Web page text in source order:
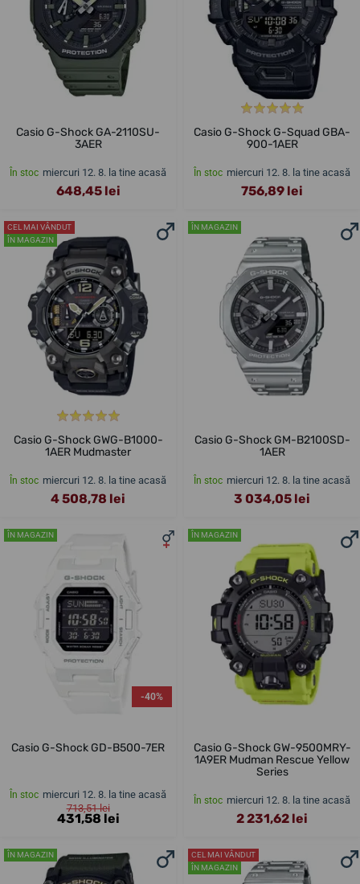
Casio G-Shock GA-2110SU-
3AER
În stoc miercuri 12. 8. la tine acasă
648,45 lei
Casio G-Shock G-Squad GBA-
900-1AER
În stoc miercuri 12. 8. la tine acasă
756,89 lei
CEL MAI VÂNDUT
ÎN MAGAZIN
Casio G-Shock GWG-B1000-
1AER Mudmaster
În stoc miercuri 12. 8. la tine acasă
4 508,78 lei
ÎN MAGAZIN
Casio G-Shock GM-B2100SD-
1AER
În stoc miercuri 12. 8. la tine acasă
3 034,05 lei
ÎN MAGAZIN
-40%
Casio G-Shock GD-B500-7ER
În stoc miercuri 12. 8. la tine acasă
713,51 lei
431,58 lei
ÎN MAGAZIN
Casio G-Shock GW-9500MRY-
1A9ER Mudman Rescue Yellow
Series
În stoc miercuri 12. 8. la tine acasă
2 231,62 lei
ÎN MAGAZIN
CEL MAI VÂNDUT
ÎN MAGAZIN